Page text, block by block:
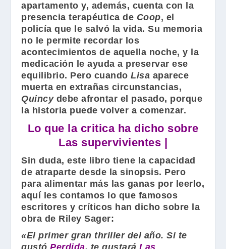
apartamento y, además, cuenta con la
presencia terapéutica de Coop, el
policía que le salvó la vida. Su memoria
no le permite recordar los
acontecimientos de aquella noche, y la
medicación le ayuda a preservar ese
equilibrio. Pero cuandoLisa aparece
muerta en extrañas circunstancias,
Quincydebe afrontar el pasado, porque
la historia puede volver a comenzar.
Lo que la critica ha dicho sobre
Las supervivientes |
Sin duda, este libro tiene la capacidad
de atraparte desde la sinopsis. Pero
para alimentar más las ganas por leerlo,
aquí les contamos lo que famosos
escritores y críticos han dicho sobre la
obra de Riley Sager:
«El primer gran thriller del año. Si te
gustóPerdida, te gustaráLas